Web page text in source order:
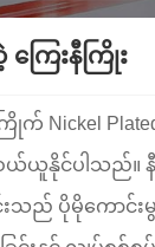
ြေးနီကြိုး
Nickel Plated
ယ်ယူနိုင်ပါသည်။
င်းသည် ပိုမိုကောင်